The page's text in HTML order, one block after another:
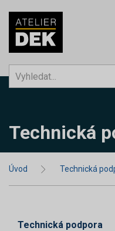
Technická
Úvod Technická
Technická podpora